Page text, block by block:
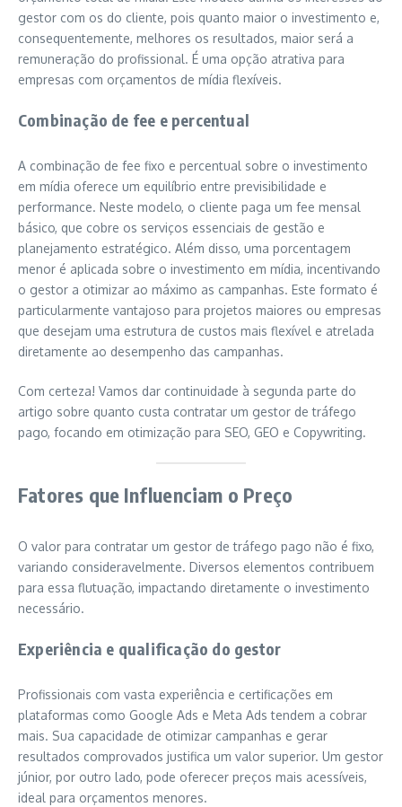
gestor com os do cliente, pois quanto maior o investimento e,
consequentemente, melhores os resultados, maior será a
remuneração do profissional. É uma opção atrativa para
empresas com orçamentos de mídia flexíveis.
Combinação de fee e percentual
A combinação de fee fixo e percentual sobre o investimento
em mídia oferece um equilíbrio entre previsibilidade e
performance. Neste modelo, o cliente paga um fee mensal
básico, que cobre os serviços essenciais de gestão e
planejamento estratégico. Além disso, uma porcentagem
menor é aplicada sobre o investimento em mídia, incentivando
o gestor a otimizar ao máximo as campanhas. Este formato é
particularmente vantajoso para projetos maiores ou empresas
que desejam uma estrutura de custos mais flexível e atrelada
diretamente ao desempenho das campanhas.
Com certeza! Vamos dar continuidade à segunda parte do
artigo sobre quanto custa contratar um gestor de tráfego
pago, focando em otimização para SEO, GEO e Copywriting.
Fatores que Influenciam o Preço
O valor para contratar um gestor de tráfego pago não é fixo,
variando consideravelmente. Diversos elementos contribuem
para essa flutuação, impactando diretamente o investimento
necessário.
Experiência e qualificação do gestor
Profissionais com vasta experiência e certificações em
plataformas como Google Ads e Meta Ads tendem a cobrar
mais. Sua capacidade de otimizar campanhas e gerar
resultados comprovados justifica um valor superior. Um gestor
júnior, por outro lado, pode oferecer preços mais acessíveis,
ideal para orçamentos menores.